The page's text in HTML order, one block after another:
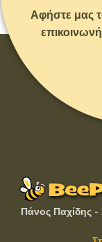
Αφήστε μας
Πάνος Παχίδης